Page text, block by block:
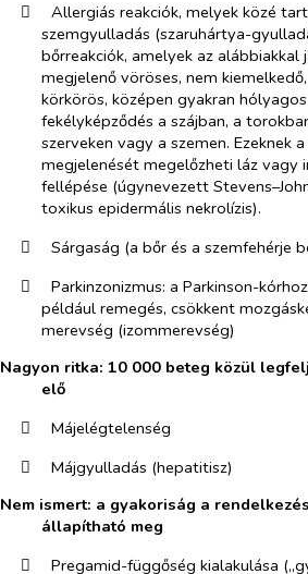
​
Allergiás reakciók, melyek közé
szemgyulladás (szaruhártya-
bőrreakciók, amelyek az alábbiakkal
megjelenő vöröses, nem
körkörös, középen gyakran
fekélyképződés a szájban, a
szerveken vagy a szemen. Ezeknek
megjelenését megelőzheti láz vagy
fellépése (úgynevezett
toxikus epidermális nekrolízis).
​
Sárgaság (a bőr és a szemfehérje
​
Parkinzonizmus: a Parkinson-
például remegés, csökkent
merevség (izommerevség)
Nagyon ritka: 10 000 beteg közül
elő
​
Májelégtelenség
​
Májgyulladás (hepatitisz)
Nem ismert: a gyakoriság a
állapítható meg
​
Pregamid-függőség kialakulása